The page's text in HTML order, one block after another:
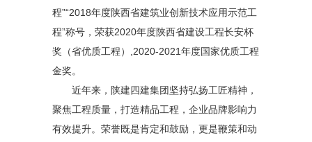
程”“2018年度陕西省建筑业创新技术应用示范工
程”称号，荣获2020年度陕西省建设工程长安杯
奖（省优质工程）,2020-2021年度国家优质工程
金奖。
近年来，陕建四建集团坚持弘扬工匠精神，
聚焦工程质量，打造精品工程，企业品牌影响力
有效提升。荣誉既是肯定和鼓励，更是鞭策和动